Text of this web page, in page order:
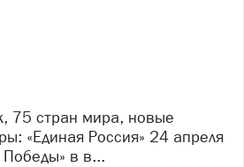
«Единая Россия» 24 апреля
Победы» в в...